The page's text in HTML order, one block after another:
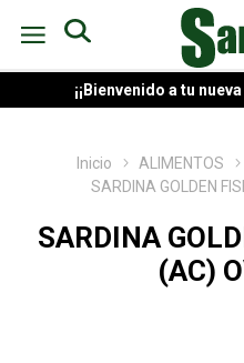
¡¡Bienvenido a tu
Inicio ALIMENTOS
SARDINA GOLDEN
SARDINA
(AC)